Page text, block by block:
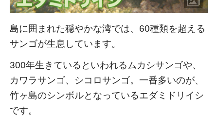
島に囲まれた穏やかな湾では、60種類を超える
サンゴが生息しています。
300年生きているといわれるムカシサンゴや、
カワラサンゴ、シコロサンゴ。一番多いのが、
竹ヶ島のシンボルとなっているエダミドリイシ
です。